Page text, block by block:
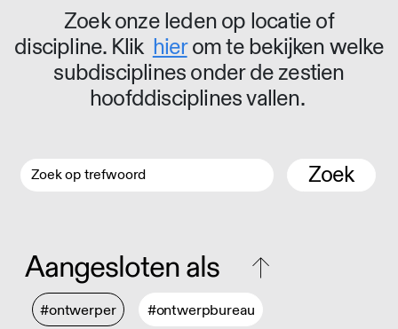
Zoek onze leden op locatie of
discipline. Klik hierom te bekijken welke
subdisciplines onder de zestien
hoofddisciplines vallen.
Zoek
Aangesloten als
#ontwerper #ontwerpbureau